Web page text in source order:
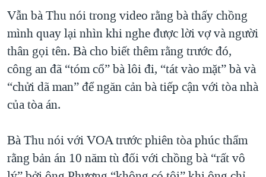
Vẫn bà Thu nói trong video rằng bà thấy chồng
mình quay lại nhìn khi nghe được lời vợ và người
thân gọi tên. Bà cho biết thêm rằng trước đó,
công an đã “tóm cổ” bà lôi đi, “tát vào mặt” bà và
“chửi dã man” để ngăn cản bà tiếp cận với tòa nhà
của tòa án.
Bà Thu nói với VOA trước phiên tòa phúc thẩm
rằng bản án 10 năm tù đối với chồng bà “rất vô